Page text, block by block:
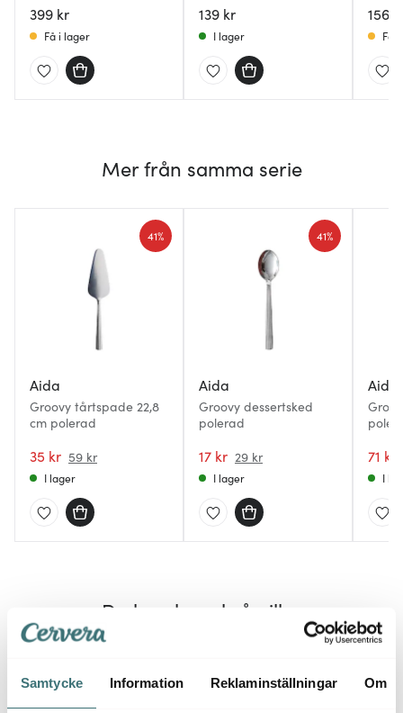
Samtycke Information Reklaminställningar Om
399 kr
Få i lager
139 kr
I lager
156
Få
Mer från samma serie
Aida
Groovy tårtspade 22,8
cm polerad
35 kr 59 kr
41%
I lager
Aida
Groovy dessertsked
polerad
17 kr 29 kr
41%
I lager
Aida
71 kr
I
Du kanske också gillar
40%